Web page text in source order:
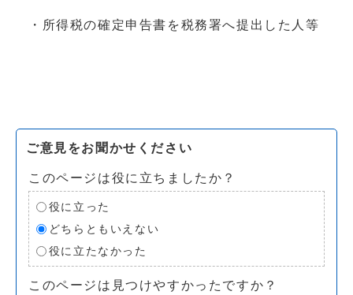
・所得税の確定申告書を税務署へ提出した人等
ご意見をお聞かせください
このページは役に立ちましたか？
役に立った
どちらともいえない
役に立たなかった
このページは見つけやすかったですか？